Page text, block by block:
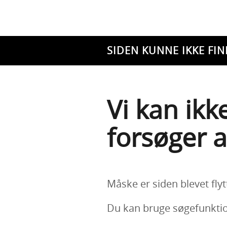
SIDEN KUNNE IKKE
Vi kan
forsøger
Måske er siden blevet
Du kan bruge